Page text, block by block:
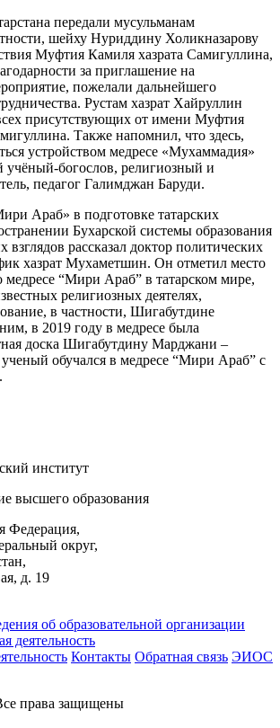
передали мусульманам
шейху Нуриддину Холикназарову
Муфтия Камиля хазрата Самигуллина,
за приглашение на
пожелали дальнейшего
Рустам хазрат Хайруллин
присутствующих от имени Муфтия
Также напомнил, что здесь,
устройством медресе «Мухаммадия»
учёный-богослов, религиозный и
педагог Галимджан Баруди.
Араб» в подготовке татарских
Бухарской системы образования
взглядов рассказал доктор политических
хазрат Мухаметшин. Он отметил место
медресе “Мири Араб” в татарском мире,
религиозных деятелях,
в частности, Шигабутдине
в 2019 году в медресе была
доска Шигабутдину Марджани –
обучался в медресе “Мири Араб” с
институт
высшего образования
Федерация,
округ,
д. 19
об образовательной организации
деятельность
Контакты Обратная связь ЭИОС
права защищены